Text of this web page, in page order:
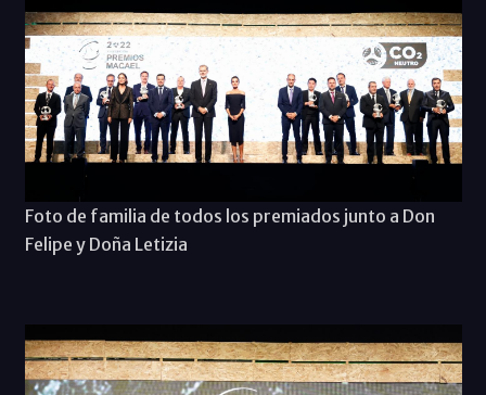
Foto de familia de todos los premiados junto a Don
Felipe y Doña Letizia